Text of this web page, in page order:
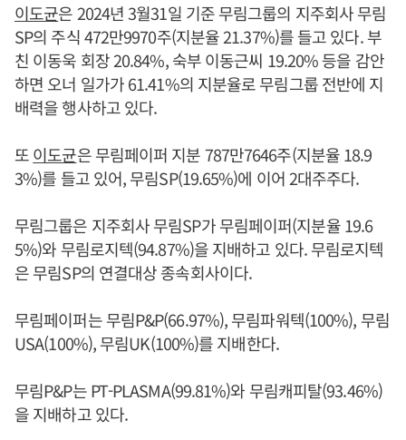
이도균은 2024년 3월31일 기준 무림그룹의 지주회사 무림
SP의 주식 472만9970주(지분율 21.37%)를 들고 있다. 부
친 이동욱 회장 20.84%, 숙부 이동근씨 19.20% 등을 감안
하면 오너 일가가 61.41%의 지분율로 무림그룹 전반에 지
배력을 행사하고 있다.
또이도균은 무림페이퍼 지분 787만7646주(지분율 18.9
3%)를 들고 있어, 무림SP(19.65%)에 이어 2대주주다.
무림그룹은 지주회사 무림SP가 무림페이퍼(지분율 19.6
5%)와 무림로지텍(94.87%)을 지배하고 있다. 무림로지텍
은 무림SP의 연결대상 종속회사이다.
무림페이퍼는 무림P&P(66.97%), 무림파워텍(100%), 무림
USA(100%), 무림UK(100%)를 지배한다.
무림P&P는 PT-PLASMA(99.81%)와 무림캐피탈(93.46%)
을 지배하고 있다.